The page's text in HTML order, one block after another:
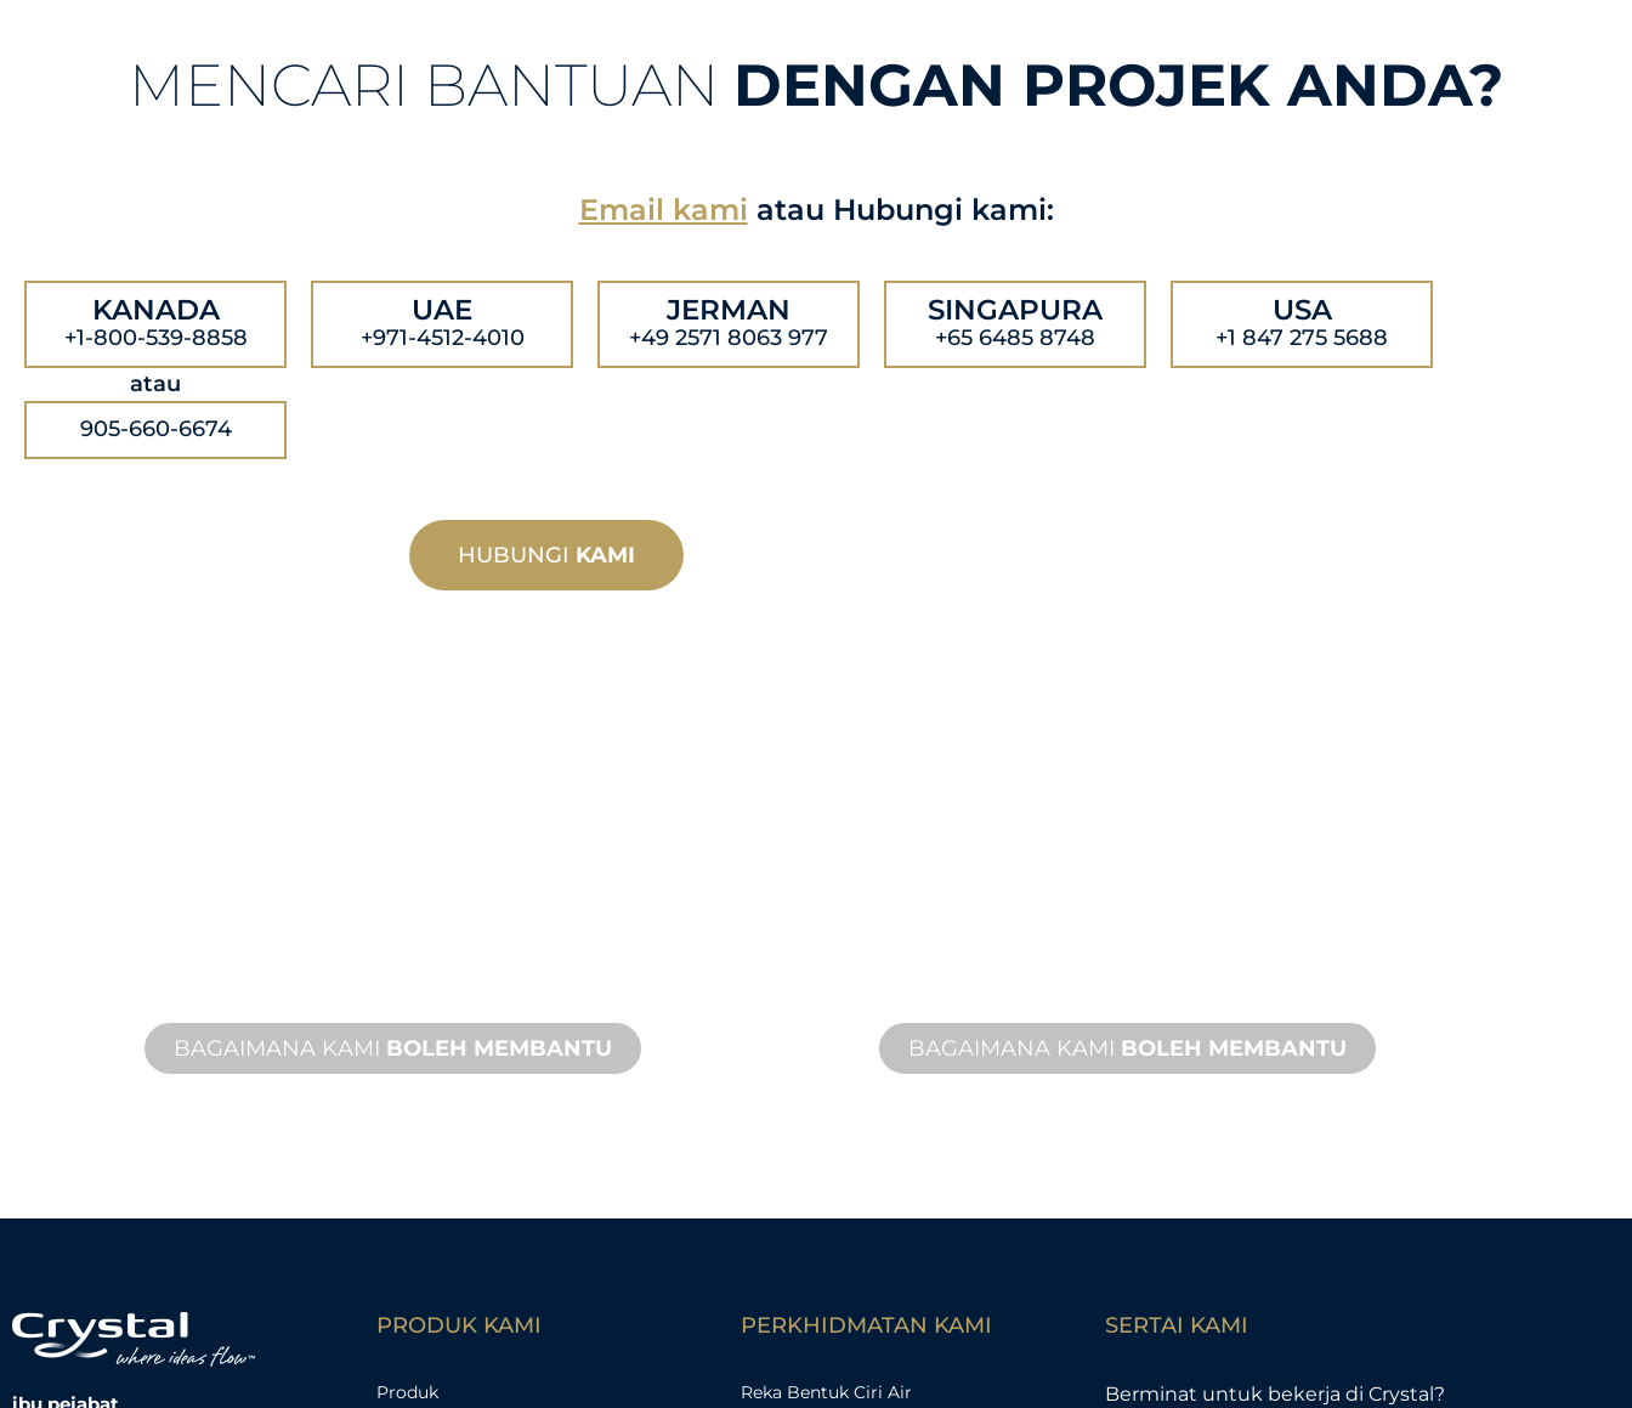
MENCARI BANTUAN DENGAN PROJEK ANDA?
Email kami atau Hubungi kami:
KANADA
+1-800-539-8858
atau
905-660-6674
UAE
+971-4512-4010
JERMAN
+49 2571 8063 977
SINGAPURA
+65 6485 8748
USA
+1 847 275 5688
HUBUNGI KAMI
BAGAIMANA KAMI BOLEH MEMBANTU BAGAIMANA KAMI BOLEH MEMBANTU
PRODUK KAMI
Produk
PERKHIDMATAN KAMI
Reka Bentuk Ciri Air
SERTAI KAMI
Berminat untuk bekerja di Crystal?